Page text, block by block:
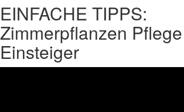
EINFACHE TIPPS:
Zimmerpflanzen
Einsteiger